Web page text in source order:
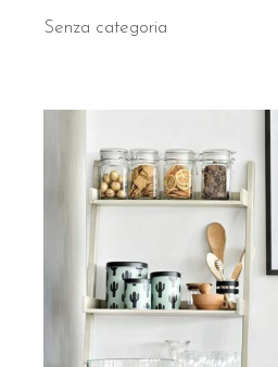
Senza categoria